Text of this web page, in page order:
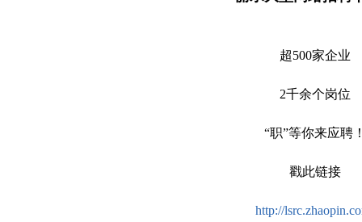
超500家企业
2千余个岗位
“职”等你来应聘
戳此链接
http://